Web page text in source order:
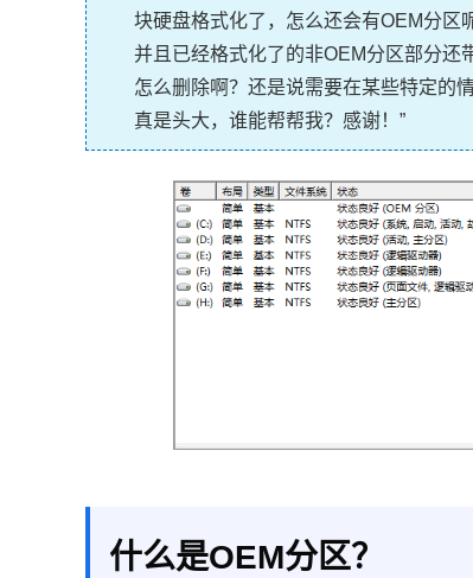
块硬盘格式化了，怎么还会有OEM分区
并且已经格式化了的非OEM分区部分还
怎么删除啊？还是说需要在某些特定的
真是头大，谁能帮帮我？感谢！”
什么是OEM分区？